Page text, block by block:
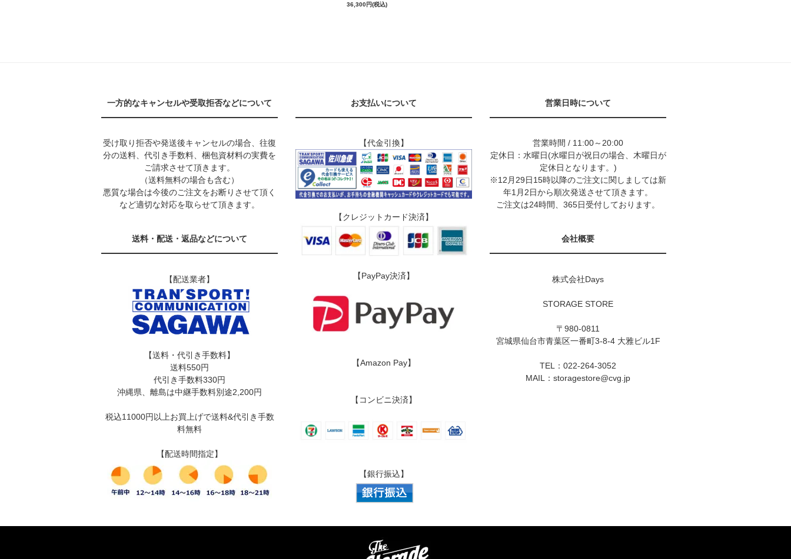
36,300円(税込)
一方的なキャンセルや受取拒否などについて
受け取り拒否や発送後キャンセルの場合、往復
分の送料、代引き手数料、梱包資材料の実費を
ご請求させて頂きます。
（送料無料の場合も含む）
悪質な場合は今後のご注文をお断りさせて頂く
など適切な対応を取らせて頂きます。
送料・配送・返品などについて
【配送業者】
【送料・代引き手数料】
送料550円
代引き手数料330円
沖縄県、離島は中継手数料別途2,200円
税込11000円以上お買上げで送料&代引き手数
料無料
【配送時間指定】
お支払いについて
【代金引換】
【クレジットカード決済】
【PayPay決済】
【Amazon Pay】
【コンビニ決済】
【銀行振込】
営業日時について
営業時間 / 11:00～20:00
定休日：水曜日(水曜日が祝日の場合、木曜日が
定休日となります。)
※12月29日15時以降のご注文に関しましては新
年1月2日から順次発送させて頂きます。
ご注文は24時間、365日受付しております。
会社概要
株式会社Days
STORAGE STORE
〒980-0811
宮城県仙台市青葉区一番町3-8-4 大雅ビル1F
TEL：022-264-3052
MAIL： storagestore@cvg.jp